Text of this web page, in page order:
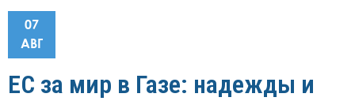
07
АВГ
ЕС за мир в Газе: надежды и